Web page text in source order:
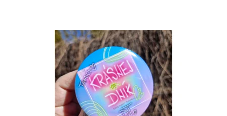
Dostupnost:
Skladem
10146